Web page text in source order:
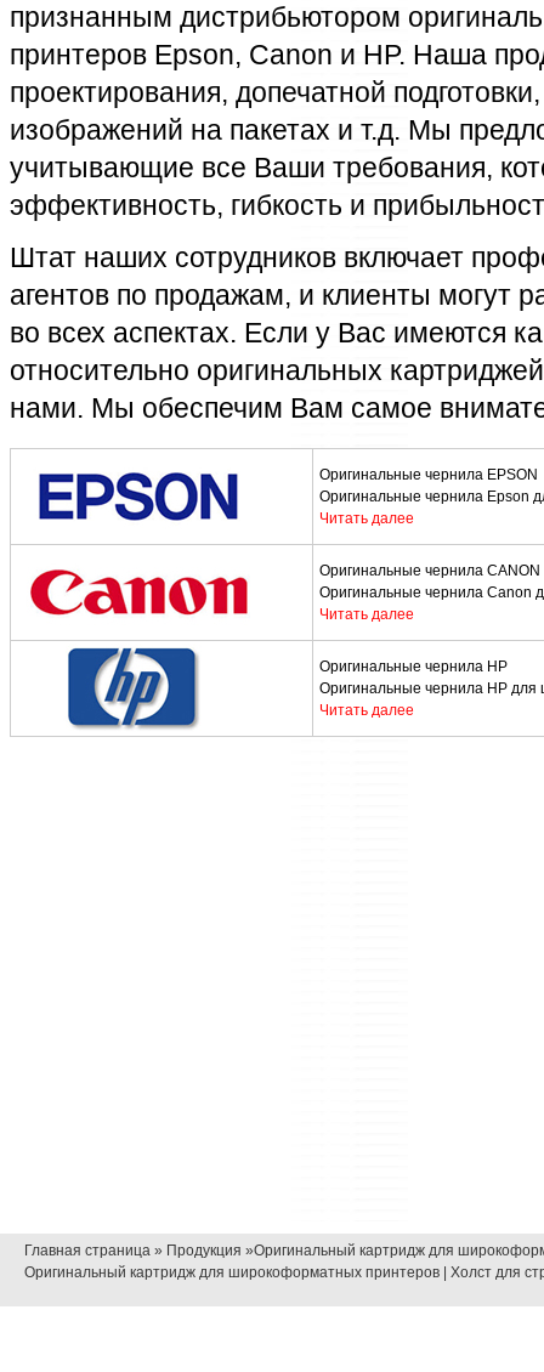
признанным дистрибьютором
принтеров Epson, Canon и HP. Наша
проектирования, допечатной
изображений на пакетах и т.д. Мы
учитывающие все Ваши требования,
эффективность, гибкость и
Штат наших сотрудников включает
агентов по продажам, и клиенты могут
во всех аспектах. Если у Вас имеются
относительно оригинальных
нами. Мы обеспечим Вам самое
Оригинальные чернила EPSON
Оригинальные чернила Epson
Читать далее
Оригинальные чернила CANON
Оригинальные чернила Canon
Читать далее
Оригинальные чернила HP
Оригинальные чернила HP
Читать далее
Главная страница » Продукция »Оригинальный картридж для
Оригинальный картридж для широкоформатных принтеров
Холст для